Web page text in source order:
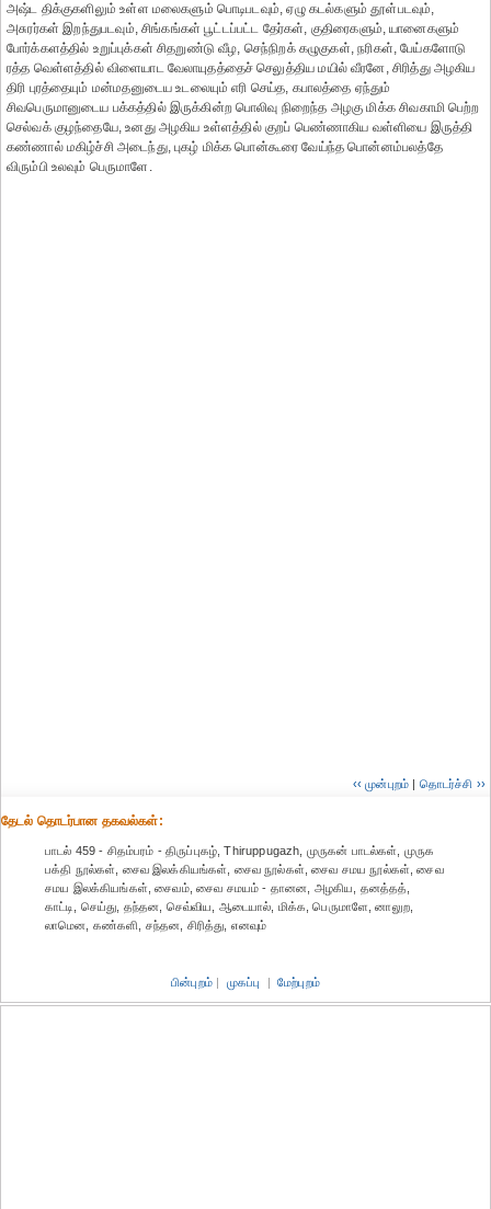
அஷ்ட திக்குகளிலும் உள்ள மலைகளும் பொடிபடவும், ஏழு கடல்களும் தூள்படவும்,
அசுரர்கள் இறந்துபடவும், சிங்கங்கள் பூட்டப்பட்ட தேர்கள், குதிரைகளும், யானைகளும்
போர்க்களத்தில் உறுப்புக்கள் சிதறுண்டு வீழ, செந்நிறக் கழுகுகள், நரிகள், பேய்களோடு
ரத்த வெள்ளத்தில் விளையாட வேலாயுதத்தைச் செலுத்திய மயில் வீரனே, சிரித்து அழகிய
திரி புரத்தையும் மன்மதனுடைய உடலையும் எரி செய்த, கபாலத்தை ஏந்தும்
சிவபெருமானுடைய பக்கத்தில் இருக்கின்ற பொலிவு நிறைந்த அழகு மிக்க சிவகாமி பெற்ற
செல்வக் குழந்தையே, உனது அழகிய உள்ளத்தில் குறப் பெண்ணாகிய வள்ளியை இருத்தி
கண்ணால் மகிழ்ச்சி அடைந்து, புகழ் மிக்க பொன்கூரை வேய்ந்த பொன்னம்பலத்தே
விரும்பி உலவும் பெருமாளே.
‹‹ முன்புறம் | தொடர்ச்சி ››
தேட‌ல் தொட‌ர்பான தகவ‌ல்க‌ள்:
பாடல் 459 - சிதம்பரம் - திருப்புகழ், Thiruppugazh, முருகன் பாடல்கள், முருக
பக்தி நூல்கள், சைவ இலக்கியங்கள், சைவ நூல்கள், சைவ சமய நூல்கள், சைவ
சமய இலக்கியங்கள், சைவம், சைவ சமயம் - தானன, அழகிய, தனத்தத்,
காட்டி, செய்து, தந்தன, செவ்விய, ஆடையால், மிக்க, பெருமாளே, னாலுற,
லாமென, கண்களி, சந்தன, சிரித்து, எனவும்
பின்புறம் | முகப்பு | மேற்புறம்